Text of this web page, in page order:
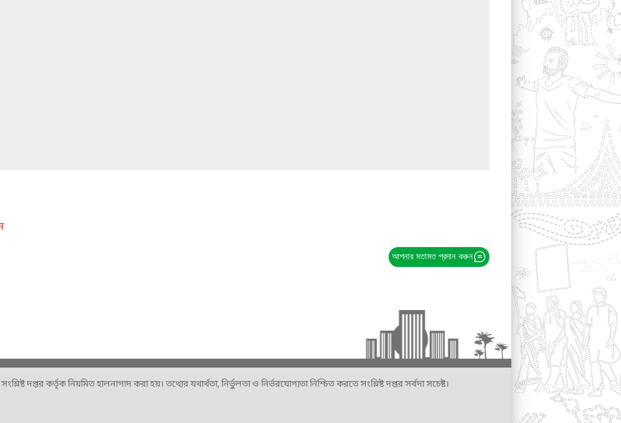
আপনার মতামত প্রদান করুন
দপ্তর কর্তৃক নিয়মিত হালনাগাদ করা হয়। তথ্যের যথার্থতা, নির্ভুলতা ও নির্ভরযোগ্যতা নিশ্চিত করতে সংশ্লিষ্ট দপ্তর সর্বদা সচেষ্ট।